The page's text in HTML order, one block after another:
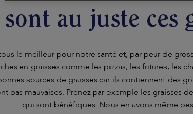
au juste ces
le meilleur pour notre santé et, par peur de
en graisses comme les pizzas, les fritures, les
sources de graisses car ils contiennent des
pas mauvaises. Prenez par exemple les graisses
qui sont bénéfiques. Nous en avons même